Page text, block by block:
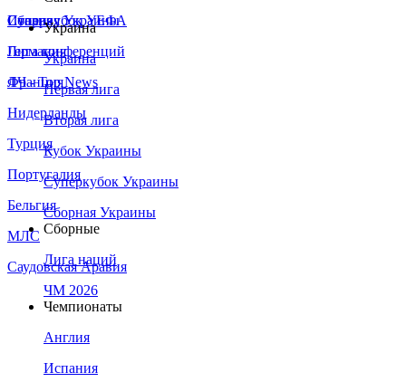
Сборная Украины
Италия
Германия
Франция
Нидерланды
Турция
Португалия
Бельгия
МЛС
Саудовская Аравия
Суперкубок УЕФА
Лига конференций
ЛЧ - Top News
Украина
Украина
Первая лига
Вторая лига
Кубок Украины
Суперкубок Украины
Сборная Украины
Сборные
Лига наций
ЧМ 2026
Чемпионаты
Англия
Испания